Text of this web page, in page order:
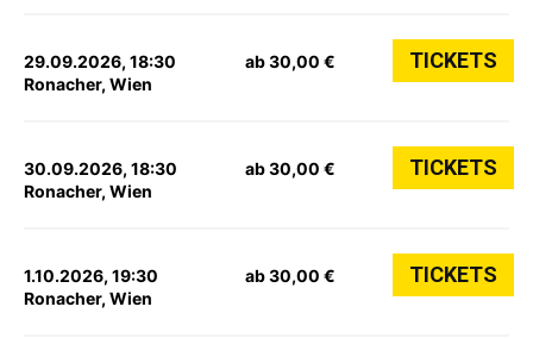
29.09.2026, 18:30
Ronacher, Wien
ab 30,00 € TICKETS
30.09.2026, 18:30
Ronacher, Wien
ab 30,00 € TICKETS
1.10.2026, 19:30
Ronacher, Wien
ab 30,00 € TICKETS